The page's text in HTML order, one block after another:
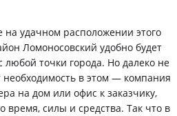
удачном расположении этого
Ломоносовский удобно будет
любой точки города. Но далеко не
необходимость в этом — компания
на дом или офис к заказчику,
время, силы и средства. Так что в